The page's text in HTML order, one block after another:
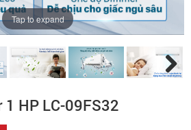
Tap to expand
1 HP LC-09FS32